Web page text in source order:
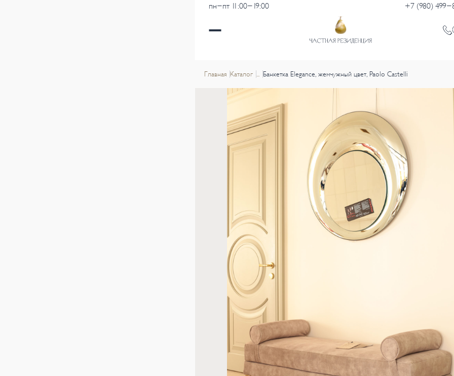
пн-пт 11:00-19:00 +7 (980)
Главная Каталог ... Банкетка Elegance, жемчужный цвет, Paolo Castelli